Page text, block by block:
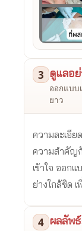
3 ดูแลอ
ออกแบบ
ยาว
ความละเอีย
ความสำคัญ
เข้าใจ ออก
ย่างใกล้ชิด
4 ผลลัพ